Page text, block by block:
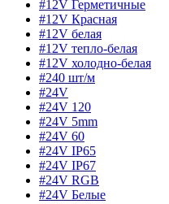
#12V Герметичные
#12V Красная
#12V белая
#12V тепло-белая
#12V холодно-белая
#240 шт/м
#24V
#24V 120
#24V 5mm
#24V 60
#24V IP65
#24V IP67
#24V RGB
#24V Белые